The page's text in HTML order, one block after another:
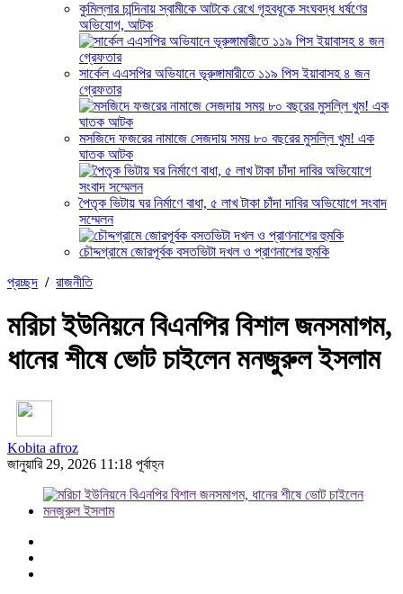
কুমিল্লার চান্দিনায় স্বামীকে আটকে রেখে গৃহবধূকে সংঘবদ্ধ ধর্ষণের
অভিযোগ, আটক
সার্কেল এএসপির অভিযানে ভূরুঙ্গামারীতে ১১৯ পিস ইয়াবাসহ ৪ জন
গ্রেফতার
মসজিদে ফজরের নামাজে সেজদায় সময় ৮০ বছরের মুসল্লি খুম! এক
ঘাতক আটক
পৈতৃক ভিটায় ঘর নির্মাণে বাধা, ৫ লাখ টাকা চাঁদা দাবির অভিযোগে সংবাদ
সম্মেলন
চৌদ্দগ্রামে জোরপূর্বক বসতভিটা দখল ও প্রাণনাশের হুমকি
প্রচ্ছদ / রাজনীতি
মরিচা ইউনিয়নে বিএনপির বিশাল জনসমাগম,
ধানের শীষে ভোট চাইলেন মনজুরুল ইসলাম
Kobita afroz
জানুয়ারি 29, 2026 11:18 পূর্বাহ্ন